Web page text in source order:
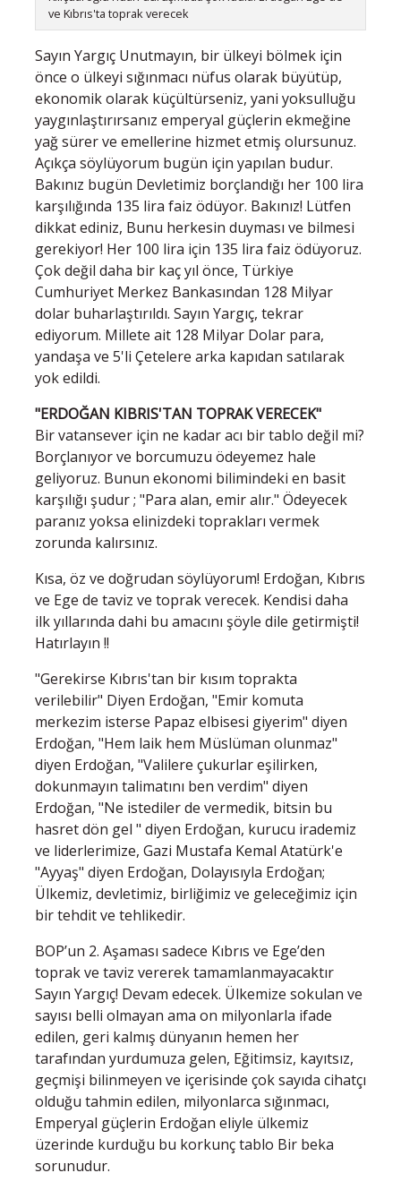
ve Kıbrıs'ta toprak verecek
Sayın Yargıç Unutmayın, bir ülkeyi bölmek için
önce o ülkeyi sığınmacı nüfus olarak büyütüp,
ekonomik olarak küçültürseniz, yani yoksulluğu
yaygınlaştırırsanız emperyal güçlerin ekmeğine
yağ sürer ve emellerine hizmet etmiş olursunuz.
Açıkça söylüyorum bugün için yapılan budur.
Bakınız bugün Devletimiz borçlandığı her 100 lira
karşılığında 135 lira faiz ödüyor. Bakınız! Lütfen
dikkat ediniz, Bunu herkesin duyması ve bilmesi
gerekiyor! Her 100 lira için 135 lira faiz ödüyoruz.
Çok değil daha bir kaç yıl önce, Türkiye
Cumhuriyet Merkez Bankasından 128 Milyar
dolar buharlaştırıldı. Sayın Yargıç, tekrar
ediyorum. Millete ait 128 Milyar Dolar para,
yandaşa ve 5'li Çetelere arka kapıdan satılarak
yok edildi.
"ERDOĞAN KIBRIS'TAN TOPRAK VERECEK"
Bir vatansever için ne kadar acı bir tablo değil mi?
Borçlanıyor ve borcumuzu ödeyemez hale
geliyoruz. Bunun ekonomi bilimindeki en basit
karşılığı şudur ; "Para alan, emir alır." Ödeyecek
paranız yoksa elinizdeki toprakları vermek
zorunda kalırsınız.
Kısa, öz ve doğrudan söylüyorum! Erdoğan, Kıbrıs
ve Ege de taviz ve toprak verecek. Kendisi daha
ilk yıllarında dahi bu amacını şöyle dile getirmişti!
Hatırlayın !!
"Gerekirse Kıbrıs'tan bir kısım toprakta
verilebilir" Diyen Erdoğan, "Emir komuta
merkezim isterse Papaz elbisesi giyerim" diyen
Erdoğan, "Hem laik hem Müslüman olunmaz"
diyen Erdoğan, "Valilere çukurlar eşilirken,
dokunmayın talimatını ben verdim" diyen
Erdoğan, "Ne istediler de vermedik, bitsin bu
hasret dön gel " diyen Erdoğan, kurucu irademiz
ve liderlerimize, Gazi Mustafa Kemal Atatürk'e
"Ayyaş" diyen Erdoğan, Dolayısıyla Erdoğan;
Ülkemiz, devletimiz, birliğimiz ve geleceğimiz için
bir tehdit ve tehlikedir.
BOP’un 2. Aşaması sadece Kıbrıs ve Ege’den
toprak ve taviz vererek tamamlanmayacaktır
Sayın Yargıç! Devam edecek. Ülkemize sokulan ve
sayısı belli olmayan ama on milyonlarla ifade
edilen, geri kalmış dünyanın hemen her
tarafından yurdumuza gelen, Eğitimsiz, kayıtsız,
geçmişi bilinmeyen ve içerisinde çok sayıda cihatçı
olduğu tahmin edilen, milyonlarca sığınmacı,
Emperyal güçlerin Erdoğan eliyle ülkemiz
üzerinde kurduğu bu korkunç tablo Bir beka
sorunudur.